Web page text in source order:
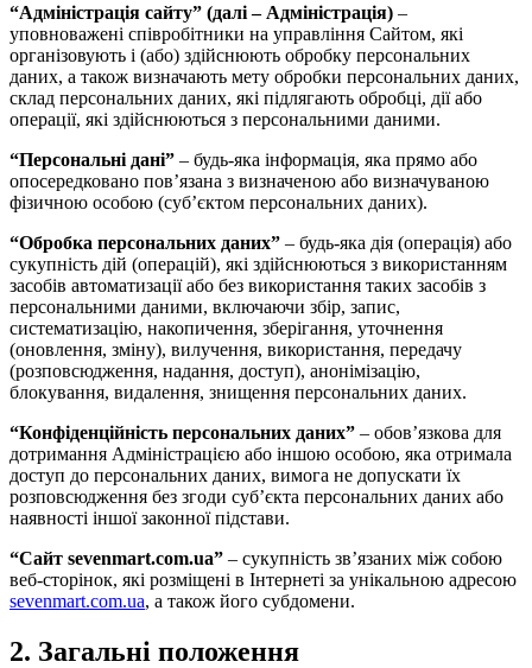
“Адміністрація сайту” (далі – Адміністрація) –
уповноважені співробітники на управління Сайтом, які
організовують і (або) здійснюють обробку персональних
даних, а також визначають мету обробки персональних даних,
склад персональних даних, які підлягають обробці, дії або
операції, які здійснюються з персональними даними.
“Персональні дані” – будь-яка інформація, яка прямо або
опосередковано пов’язана з визначеною або визначуваною
фізичною особою (суб’єктом персональних даних).
“Обробка персональних даних” – будь-яка дія (операція) або
сукупність дій (операцій), які здійснюються з використанням
засобів автоматизації або без використання таких засобів з
персональними даними, включаючи збір, запис,
систематизацію, накопичення, зберігання, уточнення
(оновлення, зміну), вилучення, використання, передачу
(розповсюдження, надання, доступ), анонімізацію,
блокування, видалення, знищення персональних даних.
“Конфіденційність персональних даних” – обов’язкова для
дотримання Адміністрацією або іншою особою, яка отримала
доступ до персональних даних, вимога не допускати їх
розповсюдження без згоди суб’єкта персональних даних або
наявності іншої законної підстави.
“Сайт sevenmart.com.ua” – сукупність зв’язаних між собою
веб-сторінок, які розміщені в Інтернеті за унікальною адресою
sevenmart.com.ua, а також його субдомени.
2. Загальні положення